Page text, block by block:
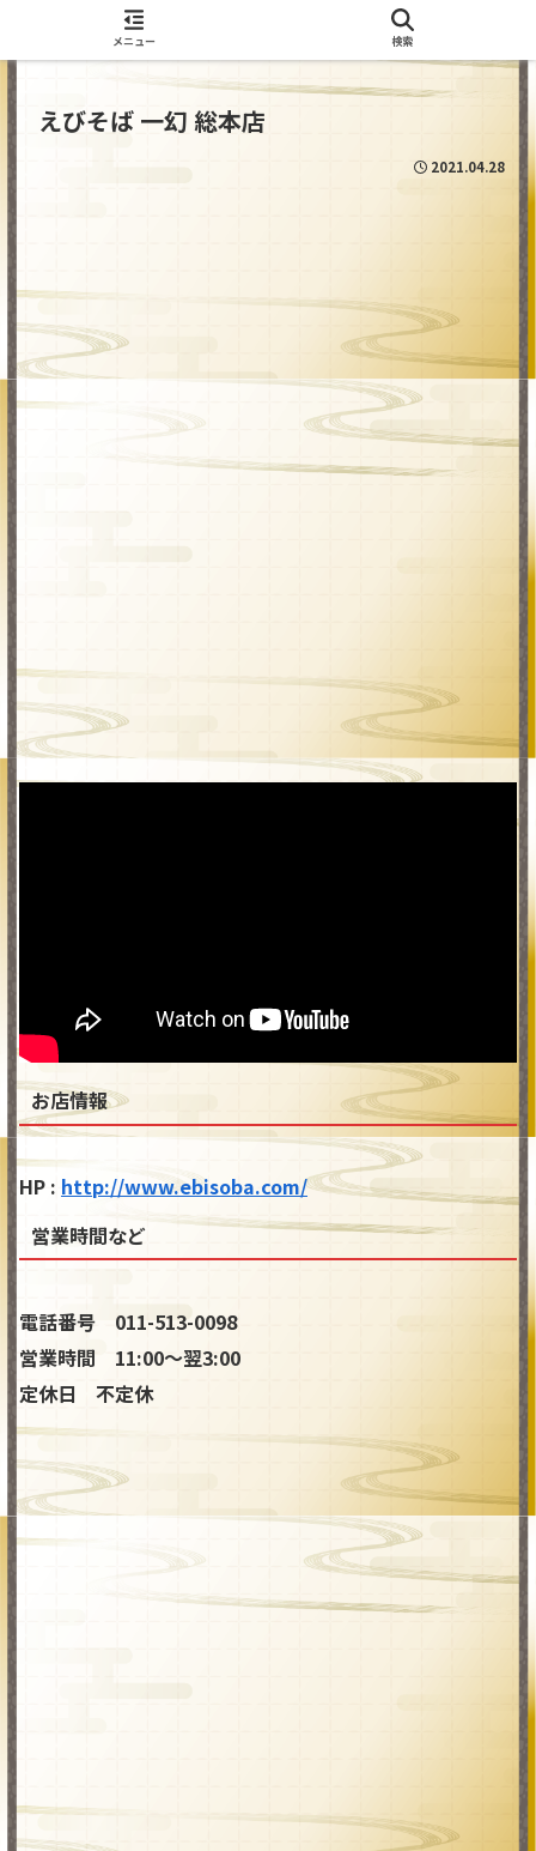
えびそば 一幻 総本店
2021.04.28
お店情報
HP : http://www.ebisoba.com/
営業時間など
電話番号 011-513-0098
営業時間 11:00～翌3:00
定休日 不定休
メニュー 検索